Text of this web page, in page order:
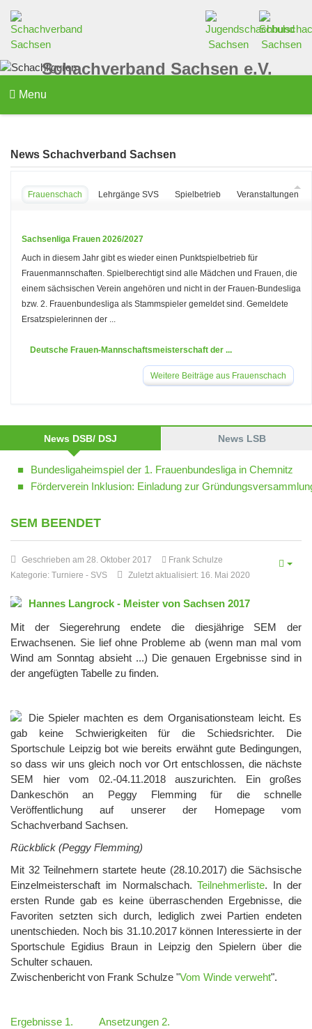
Schachverband Sachsen e.V.
Menu
News Schachverband Sachsen
Frauenschach Lehrgänge SVS Spielbetrieb Veranstaltungen
Sachsenliga Frauen 2026/2027
Auch in diesem Jahr gibt es wieder einen Punktspielbetrieb für
Frauenmannschaften. Spielberechtigt sind alle Mädchen und Frauen, die
einem sächsischen Verein angehören und nicht in der Frauen-Bundesliga
bzw. 2. Frauenbundesliga als Stammspieler gemeldet sind. Gemeldete
Ersatzspielerinnen der ...
Deutsche Frauen-Mannschaftsmeisterschaft der ...
Weitere Beiträge aus Frauenschach
News DSB/ DSJ News LSB
Bundesligaheimspiel der 1. Frauenbundesliga in Chemnitz
Förderverein Inklusion: Einladung zur
SEM BEENDET
Geschrieben am 28. Oktober 2017
Frank Schulze
Kategorie: Turniere - SVS Zuletzt aktualisiert: 16. Mai 2020
Hannes Langrock - Meister von Sachsen 2017
Mit der Siegerehrung endete die diesjährige SEM der
Erwachsenen. Sie lief ohne Probleme ab (wenn man mal vom
Wind am Sonntag absieht ...) Die genauen Ergebnisse sind in
der angefügten Tabelle zu finden.
Die Spieler machten es dem Organisationsteam leicht. Es
gab keine Schwierigkeiten für die Schiedsrichter. Die
Sportschule Leipzig bot wie bereits erwähnt gute Bedingungen,
so dass wir uns gleich noch vor Ort entschlossen, die nächste
SEM hier vom 02.-04.11.2018 auszurichten. Ein großes
Dankeschön an Peggy Flemming für die schnelle
Veröffentlichung auf unserer der Homepage vom
Schachverband Sachsen.
Rückblick (Peggy Flemming)
Mit 32 Teilnehmern startete heute (28.10.2017) die Sächsische
Einzelmeisterschaft im Normalschach.Teilnehmerliste. In der
ersten Runde gab es keine überraschenden Ergebnisse, die
Favoriten setzten sich durch, lediglich zwei Partien endeten
unentschieden. Noch bis 31.10.2017 können Interessierte in der
Sportschule Egidius Braun in Leipzig den Spielern über die
Schulter schauen.
Zwischenbericht von Frank Schulze "Vom Winde verweht".
Ergebnisse 1.
Ansetzungen 2.